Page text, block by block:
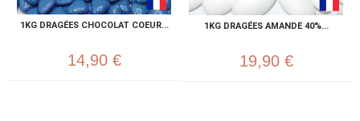
1KG DRAGÉES CHOCOLAT COEUR...
14,90 €
1KG DRAGÉES AMANDE 40%...
19,90 €